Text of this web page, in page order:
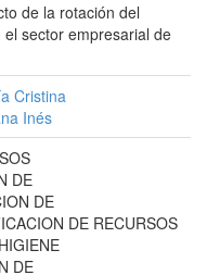
de la rotación del
sector empresarial de
Cristina
Inés
DE
DE
DE RECURSOS
DE